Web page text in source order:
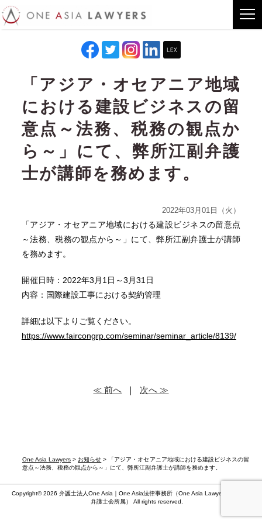
One Asia Lawyers > お知らせ > 「アジア・オセアニア地域における建設ビジネスの留
意点～法務、税務の観点から～」にて、弊所江副弁護士が講師を務めます。
「アジア・オセアニア地域
における建設ビジネスの留
意点～法務、税務の観点か
ら～」にて、弊所江副弁護
士が講師を務めます。
2022年03月01日（火）
「アジア・オセアニア地域における建設ビジネスの留意点
～法務、税務の観点から～」にて、弊所江副弁護士が講師
を務めます。
開催日時：2022年3月1日～3月31日
内容：国際建設工事における契約管理
詳細は以下よりご覧ください。
https://www.faircongrp.com/seminar/seminar_article/8139/
≪ 前へ ｜ 次へ ≫
Copyright© 2026 弁護士法人One Asia｜One Asia法律事務所（One Asia Lawyers
弁護士会所属） All rights reserved.